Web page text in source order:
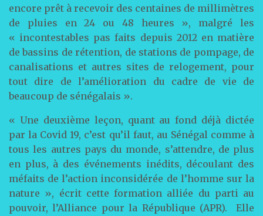
encore prêt à recevoir des centaines de millimètres
de pluies en 24 ou 48 heures », malgré les
« incontestables pas faits depuis 2012 en matière
de bassins de rétention, de stations de pompage, de
canalisations et autres sites de relogement, pour
tout dire de l’amélioration du cadre de vie de
beaucoup de sénégalais ».
« Une deuxième leçon, quant au fond déjà dictée
par la Covid 19, c’est qu’il faut, au Sénégal comme à
tous les autres pays du monde, s’attendre, de plus
en plus, à des événements inédits, découlant des
méfaits de l’action inconsidérée de l’homme sur la
nature », écrit cette formation alliée du parti au
pouvoir, l’Alliance pour la République (APR). Elle